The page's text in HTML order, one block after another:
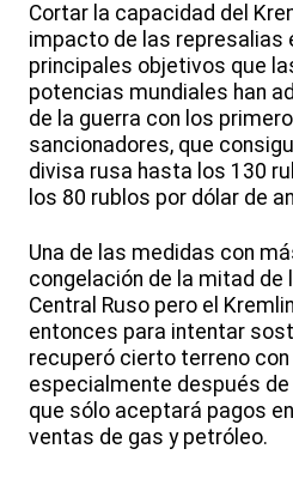
Cortar la capacidad del
impacto de las represalias
principales objetivos que
potencias mundiales han
de la guerra con los
sancionadores, que
divisa rusa hasta los 130
los 80 rublos por dólar de
Una de las medidas con
congelación de la mitad de
Central Ruso pero el
entonces para intentar
recuperó cierto terreno
especialmente después
que sólo aceptará pagos
ventas de gas y petróleo.